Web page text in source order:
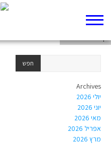
Archives
יולי 2026
יוני 2026
מאי 2026
אפריל 2026
מרץ 2026